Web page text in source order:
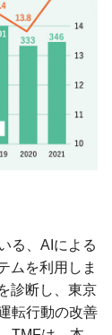
る、AIによる
ムを利用しま
診断し、東京
転行動の改善